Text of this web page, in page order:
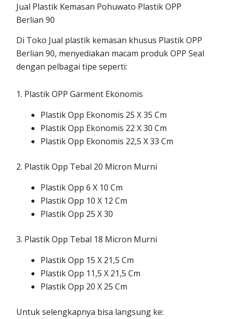
Jual Plastik Kemasan Pohuwato Plastik OPP
Berlian 90
Di Toko Jual plastik kemasan khusus Plastik OPP
Berlian 90, menyediakan macam produk OPP Seal
dengan pelbagai tipe seperti:
1. Plastik OPP Garment Ekonomis
Plastik Opp Ekonomis 25 X 35 Cm
Plastik Opp Ekonomis 22 X 30 Cm
Plastik Opp Ekonomis 22,5 X 33 Cm
2. Plastik Opp Tebal 20 Micron Murni
Plastik Opp 6 X 10 Cm
Plastik Opp 10 X 12 Cm
Plastik Opp 25 X 30
3. Plastik Opp Tebal 18 Micron Murni
Plastik Opp 15 X 21,5 Cm
Plastik Opp 11,5 X 21,5 Cm
Plastik Opp 20 X 25 Cm
Untuk selengkapnya bisa langsung ke: